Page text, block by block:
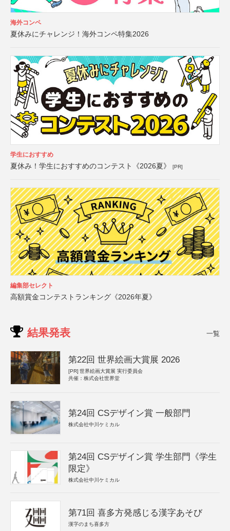
海外コンペ
夏休みにチャレンジ！海外コンペ特集2026
学生におすすめ
夏休み！学生におすすめのコンテスト《2026夏》 [PR]
編集部セレクト
高額賞金コンテストランキング《2026年夏》
結果発表 一覧
第22回 世界絵画大賞展 2026
[PR] 世界絵画大賞展 実行委員会
共催：株式会社世界堂
第24回 CSデザイン賞 一般部門
株式会社中川ケミカル
第24回 CSデザイン賞 学生部門《学生
限定》
株式会社中川ケミカル
第71回 喜多方発感じる漢字あそび
漢字のまち喜多方